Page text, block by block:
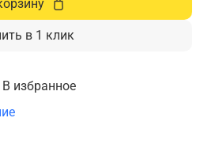
В избранное
в 1 клик